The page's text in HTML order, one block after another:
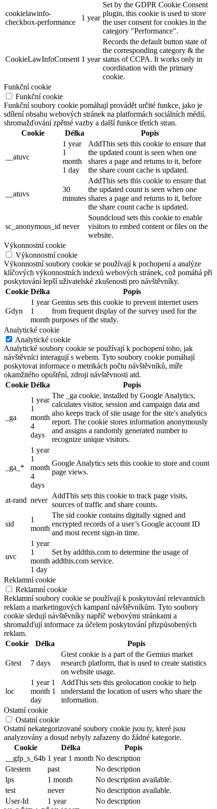
cookielawinfo-
checkbox-performance
1 year
Set by the GDPR Cookie Consent
plugin, this cookie is used to store
the user consent for cookies in the
category "Performance".
CookieLawInfoConsent 1 year
Records the default button state of
the corresponding category & the
status of CCPA. It works only in
coordination with the primary
cookie.
Funkční cookie
Funkční cookie
Funkční soubory cookie pomáhají provádět určité funkce, jako je
sdílení obsahu webových stránek na platformách sociálních médií,
shromažďování zpětné vazby a další funkce třetích stran.
Cookie
Délka Popis
__atuvc
1 year
1
month
1 day
AddThis sets this cookie to ensure that
the updated count is seen when one
shares a page and returns to it, before
the share count cache is updated.
__atuvs
30
minutes
AddThis sets this cookie to ensure that
the updated count is seen when one
shares a page and returns to it, before
the share count cache is updated.
sc_anonymous_id never
Soundcloud sets this cookie to enable
visitors to embed content or files on the
website.
Výkonnostní cookie
Výkonnostní cookie
Výkonnostní soubory cookie se používají k pochopení a analýze
klíčových výkonnostních indexů webových stránek, což pomáhá při
poskytování lepší uživatelské zkušenosti pro návštěvníky.
Cookie Délka Popis
Gdyn
1 year
1
month
Gemius sets this cookie to prevent internet users
from frequent display of the survey used for the
purposes of the study.
Analytické cookie
Analytické cookie
Analytické soubory cookie se používají k pochopení toho, jak
návštěvníci interagují s webem. Tyto soubory cookie pomáhají
poskytovat informace o metrikách počtu návštěvníků, míře
okamžitého opuštění, zdroji návštěvnosti atd.
Cookie Délka Popis
_ga
1 year
1
month
4
days
The _ga cookie, installed by Google Analytics,
calculates visitor, session and campaign data and
also keeps track of site usage for the site's analytics
report. The cookie stores information anonymously
and assigns a randomly generated number to
recognize unique visitors.
_ga_*
1 year
1
month
4
days
Google Analytics sets this cookie to store and count
page views.
at-rand never
AddThis sets this cookie to track page visits,
sources of traffic and share counts.
sid
1
month
The sid cookie contains digitally signed and
encrypted records of a user’s Google account ID
and most recent sign-in time.
uvc
1 year
1
month
1 day
Set by addthis.com to determine the usage of
addthis.com service.
Reklamní cookie
Reklamní cookie
Reklamní soubory cookie se používají k poskytování relevantních
reklam a marketingových kampaní návštěvníkům. Tyto soubory
cookie sledují návštěvníky napříč webovými stránkami a
shromažďují informace za účelem poskytování přizpůsobených
reklam.
Cookie
Délka Popis
Gtest 7 days
Gtest cookie is a part of the Gemius market
research platform, that is used to create statistics
on website usage.
loc
1 year 1
month 1
day
AddThis sets this geolocation cookie to help
understand the location of users who share the
information.
Ostatní cookie
Ostatní cookie
Ostatní nekategorizované soubory cookie jsou ty, které jsou
analyzovány a dosud nebyly zařazeny do žádné kategorie.
Cookie
Délka
Popis
__gfp_s_64b 1 year 1 month No description
Gtestem
past
No description
lps
1 month
No description available.
test
never
No description available.
User-Id
1 year
No description